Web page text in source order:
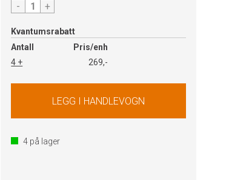
- +
Kvantumsrabatt
Antall
Pris/enh
4 +
269,-
4 på lager